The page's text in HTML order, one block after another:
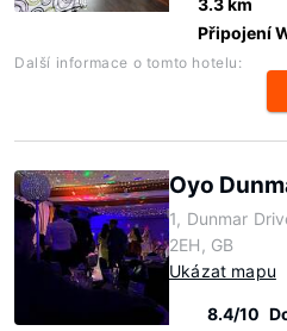
3.3 km
Připojení
Další informace o tomto hotelu:
Oyo
1, Dunmar
2EH, GB
Ukázat mapu
8.4/10